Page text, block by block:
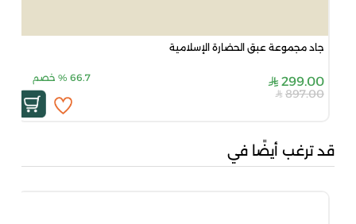
جاد مجموعة عبق الحضارة الإسلامية
299.00
66.7
% خصم
897.00
قد ترغب أيضًا في